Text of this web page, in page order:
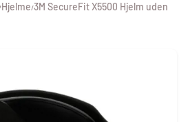
Hjelme/3M SecureFit X5500 Hjelm uden